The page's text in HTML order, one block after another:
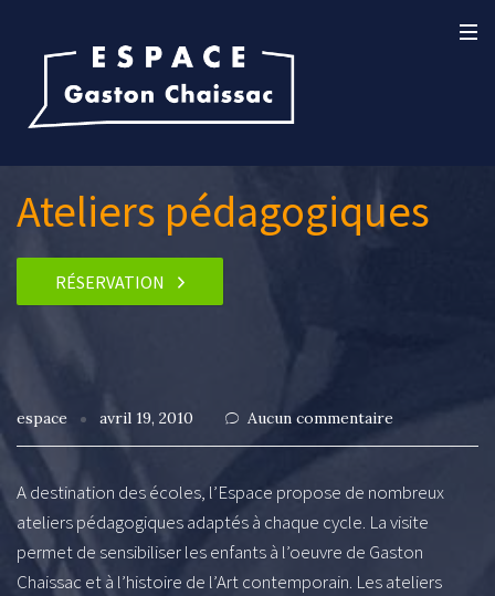
Ateliers pédagogiques
RÉSERVATION
espace avril 19, 2010 Aucun commentaire
A destination des écoles, l’Espace propose de nombreux
ateliers pédagogiques adaptés à chaque cycle. La visite
permet de sensibiliser les enfants à l’oeuvre de Gaston
Chaissac et à l’histoire de l’Art contemporain. Les ateliers